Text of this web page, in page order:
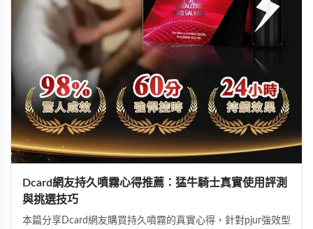
Dcard網友持久噴霧心得推薦：猛牛騎士真實使用評測
與挑選技巧
本篇分享Dcard網友購買持久噴霧的真實心得，針對pjur強效型